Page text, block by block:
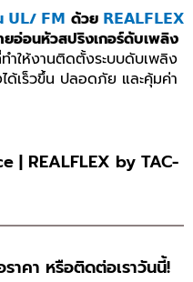
𝗨𝗟/ 𝗙𝗠 ด้วย 𝗥𝗘𝗔𝗟𝗙𝗟𝗘𝗫
ยอ่อนหัวสปริงเกอร์ดับเพลิง
ำให้งานติดตั้งระบบดับเพลิง
เร็วขึ้น ปลอดภัย และคุ้มค่า
| REALFLEX by TAC-
าคา หรือติดต่อเราวันนี้!